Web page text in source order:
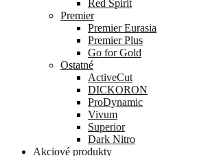
Red Spirit
Premier
Premier Eurasia
Premier Plus
Go for Gold
Ostatné
ActiveCut
DICKORON
ProDynamic
Vivum
Superior
Dark Nitro
Akciové produkty